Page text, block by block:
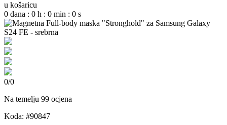
u košaricu
0 dana : 0 h : 0 min : 0 s
0/0
Na temelju 99 ocjena
Koda: #90847